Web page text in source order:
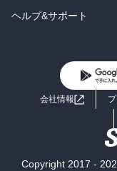
BL・TL
雑誌・グラビア
ラノベ
コミック
ライトノベル
ヘルプ&サポート
よくあるご質問
会社情報
Copyright 2017 -